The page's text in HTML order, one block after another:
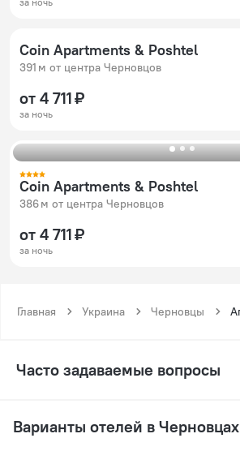
Coin Apartments & Poshtel
391 м от центра Черновцов
от 4 711 ₽
за ночь
Coin Apartments & Poshtel
386 м от центра Черновцов
от 4 711 ₽
за ночь
Главная Украина Черновцы
Часто задаваемые вопросы
Варианты отелей в Черновцах